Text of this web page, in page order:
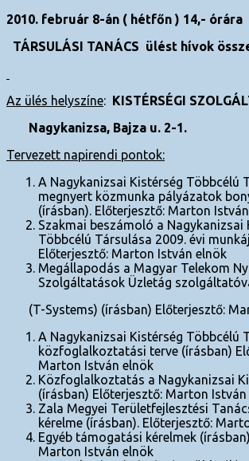
2010. február 8-án ( hétfőn ) 14,- órára
TÁRSULÁSI TANÁCS ülést hívok
Az ülés helyszíne: KISTÉRSÉGI
Nagykanizsa, Bajza u. 2-1.
Tervezett napirendi pontok:
A Nagykanizsai Kistérség Többcélú
megnyert közmunka pályázatok
(írásban). Előterjesztő: Marton
Szakmai beszámoló a Nagykanizsai
Többcélú Társulása 2009. évi
Előterjesztő: Marton István elnök
Megállapodás a Magyar Telekom
Szolgáltatások Üzletág
(T-Systems) (írásban) Előterjesztő:
A Nagykanizsai Kistérség Többcélú
közfoglalkoztatási terve (írásban)
Marton István elnök
Közfoglalkoztatás a Nagykanizsai
(írásban) Előterjesztő: Marton
Zala Megyei Területfejlesztési
kérelme (írásban). Előterjesztő:
Egyéb támogatási kérelmek
Marton István elnök